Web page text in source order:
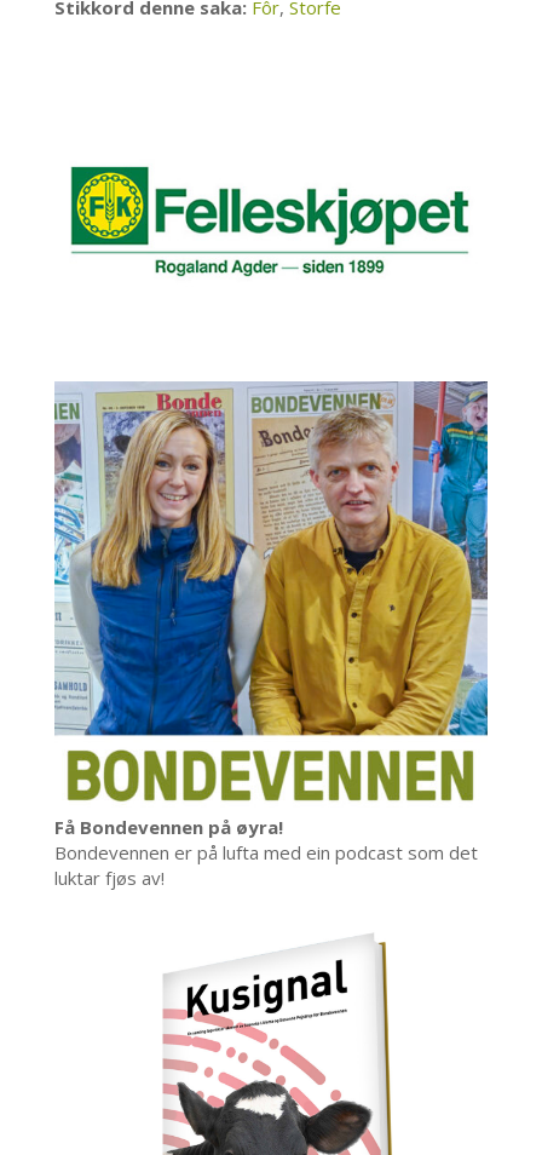
Stikkord denne saka: Fôr, Storfe
Få Bondevennen på øyra!
Bondevennen er på lufta med ein podcast som det
luktar fjøs av!